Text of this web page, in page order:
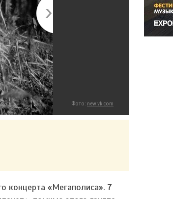
Фото: new.vk.com
концерта «Мегаполиса». 7